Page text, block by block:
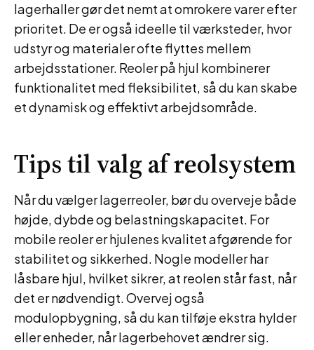
lagerhaller gør det nemt at omrokere varer efter
prioritet. De er også ideelle til værksteder, hvor
udstyr og materialer ofte flyttes mellem
arbejdsstationer. Reoler på hjul kombinerer
funktionalitet med fleksibilitet, så du kan skabe
et dynamisk og effektivt arbejdsområde.
Tips til valg af reolsystem
Når du vælger lagerreoler, bør du overveje både
højde, dybde og belastningskapacitet. For
mobile reoler er hjulenes kvalitet afgørende for
stabilitet og sikkerhed. Nogle modeller har
låsbare hjul, hvilket sikrer, at reolen står fast, når
det er nødvendigt. Overvej også
modulopbygning, så du kan tilføje ekstra hylder
eller enheder, når lagerbehovet ændrer sig.